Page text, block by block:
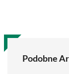
Podobne